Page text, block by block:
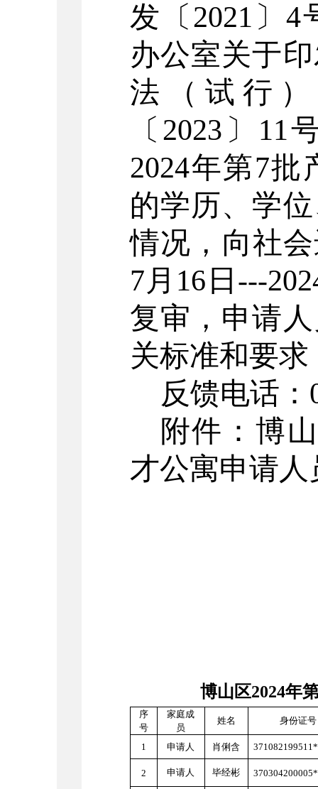
发〔2021〕4
办公室关于
法（试行
〔 2023 〕 11
2024年第7批
的学历、学
情况，向社
7 月 16 日 ---202
复审，申请
关标准和要
反馈电话：
附件：博
才公寓申请人
博山区2024年
序
号
家庭成
员
姓名 身份证号
1 申请人 肖俐含
2 申请人 毕经彬